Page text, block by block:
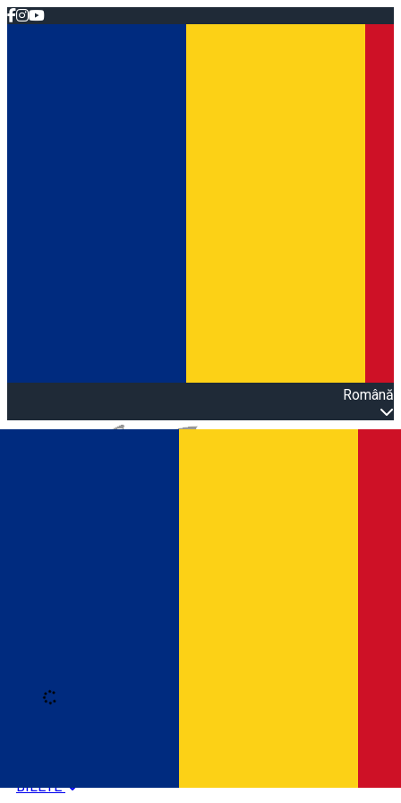
Română
BILETE